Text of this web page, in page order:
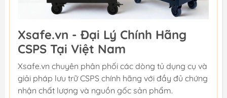
Xsafe.vn - Đại Lý Chính Hãng
CSPS Tại Việt Nam
Xsafe.vn chuyên phân phối các dòng tủ dụng cụ và
giải pháp lưu trữ CSPS chính hãng với đầy đủ chứng
nhận chất lượng và nguồn gốc sản phẩm.